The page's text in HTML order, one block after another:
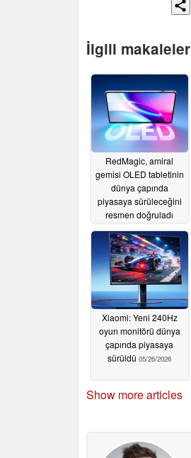
İlgili makaleler
RedMagic, amiral
gemisi OLED tabletinin
dünya çapında
piyasaya sürüleceğini
resmen doğruladı
06/29/2026
Xiaomi: Yeni 240Hz
oyun monitörü dünya
çapında piyasaya
sürüldü 05/26/2026
Show more articles